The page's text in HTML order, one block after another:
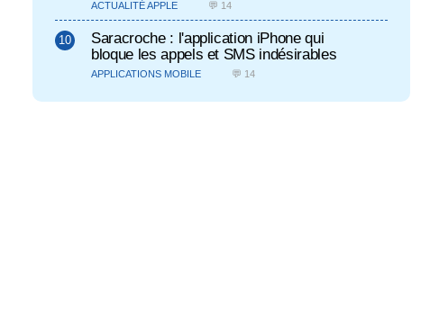
ACTUALITÉ APPLE 💬 14
Saracroche : l'application iPhone qui
bloque les appels et SMS indésirables
APPLICATIONS MOBILE 💬 14